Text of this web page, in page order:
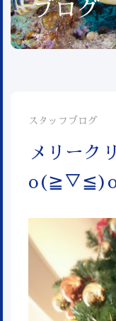
ブログ
スタッフブログ
メリーク
o(≧▽≦)o